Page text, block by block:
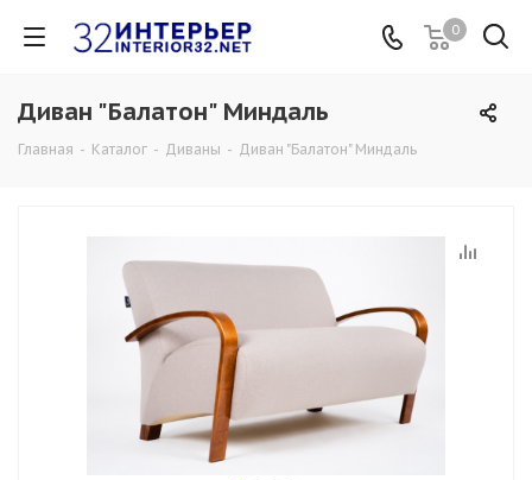
0
Диван "Балатон" Миндаль
Главная - Каталог - Диваны - Диван "Балатон" Миндаль